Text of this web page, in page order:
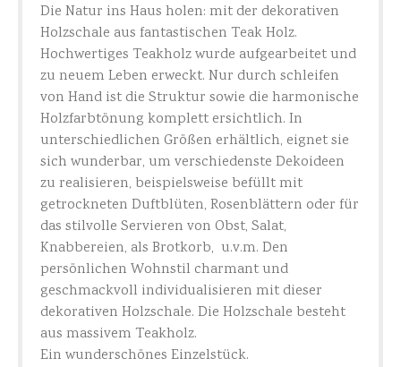
Die Natur ins Haus holen: mit der dekorativen
Holzschale aus fantastischen Teak Holz.
Hochwertiges Teakholz wurde aufgearbeitet und
zu neuem Leben erweckt. Nur durch schleifen
von Hand ist die Struktur sowie die harmonische
Holzfarbtönung komplett ersichtlich. In
unterschiedlichen Größen erhältlich, eignet sie
sich wunderbar, um verschiedenste Dekoideen
zu realisieren, beispielsweise befüllt mit
getrockneten Duftblüten, Rosenblättern oder für
das stilvolle Servieren von Obst, Salat,
Knabbereien, als Brotkorb, u.v.m. Den
persönlichen Wohnstil charmant und
geschmackvoll individualisieren mit dieser
dekorativen Holzschale. Die Holzschale besteht
aus massivem Teakholz.
Ein wunderschönes Einzelstück.